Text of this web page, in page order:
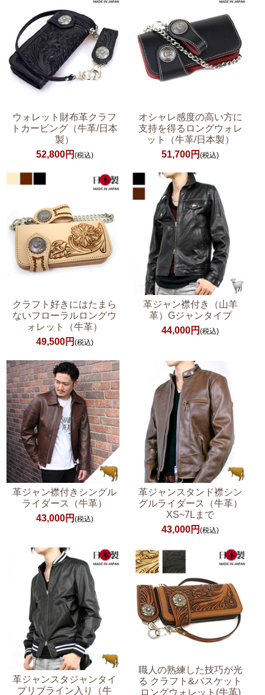
ウォレット財布革クラフ
トカービング（牛革/日本
製）
52,800円 (税込)
オシャレ感度の高い方に
支持を得るロングウォレ
ット（牛革/日本製）
51,700円(税込)
クラフト好きにはたまら
ないフローラルロングウ
ォレット（牛革）
49,500円 (税込)
革ジャン襟付き（山羊
革）Gジャンタイプ
44,000円(税込)
革ジャン襟付きシングル
ライダース（牛革）
43,000円 (税込)
革ジャンスタンド襟シン
グルライダース（牛革）
XS~7Lまで
43,000円(税込)
革ジャンスタジャンタイ
プリブライン入り（牛
職人の熟練した技巧が光
る クラフト&バスケット
ロングウォレット(牛革)